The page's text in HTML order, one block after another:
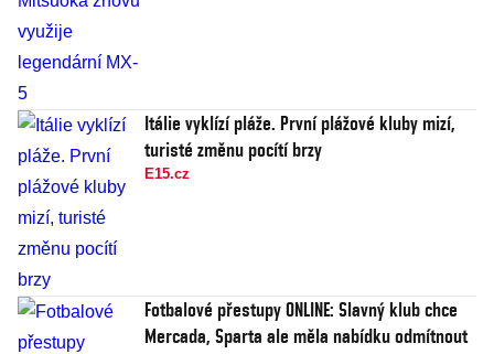
Itálie vyklízí pláže. První plážové kluby mizí,
turisté změnu pocítí brzy
E15.cz
Fotbalové přestupy ONLINE: Slavný klub chce
Mercada, Sparta ale měla nabídku odmítnout